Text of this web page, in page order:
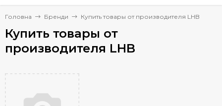
Головна Бренди Купить товары от производителя LHB
Купить товары от
производителя LHB